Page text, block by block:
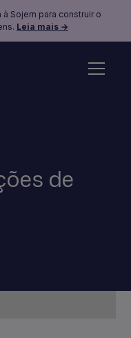
à Sojern para construir o
Leia mais →
de